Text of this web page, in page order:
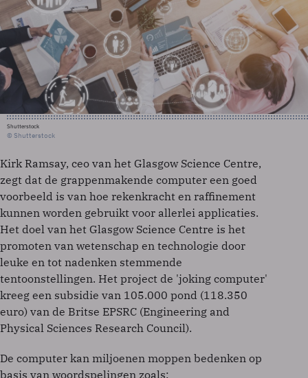
Shutterstock
© Shutterstock
Kirk Ramsay, ceo van het Glasgow Science Centre,
zegt dat de grappenmakende computer een goed
voorbeeld is van hoe rekenkracht en raffinement
kunnen worden gebruikt voor allerlei applicaties.
Het doel van het Glasgow Science Centre is het
promoten van wetenschap en technologie door
leuke en tot nadenken stemmende
tentoonstellingen. Het project de 'joking computer'
kreeg een subsidie van 105.000 pond (118.350
euro) van de Britse EPSRC (Engineering and
Physical Sciences Research Council).
De computer kan miljoenen moppen bedenken op
basis van woordspelingen zoals: